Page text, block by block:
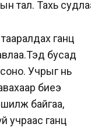
тал. Тахь
ганц
бусад
Учрыг нь
биеэ
байгаа,
учраас ганц